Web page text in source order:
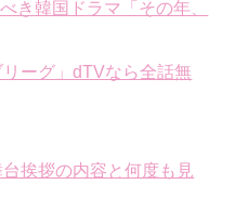
き韓国ドラマ「その年、
ーグ」dTVなら全話無
挨拶の内容と何度も見